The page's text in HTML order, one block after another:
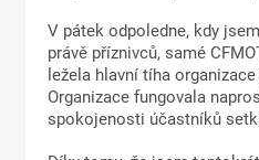
V pátek odpoledne, kdy
právě příznivců, samé
ležela hlavní tíha
Organizace fungovala
spokojenosti účastníků